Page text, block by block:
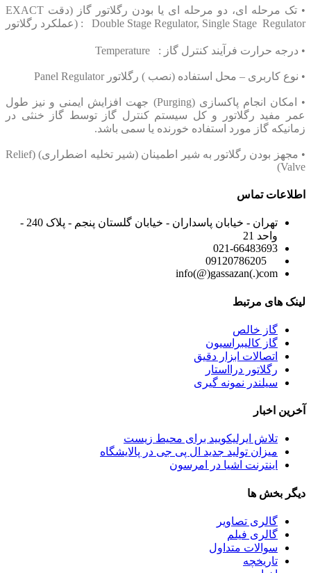
• تک مرحله ای، دو مرحله ای یا بودن رگلاتور گاز (دقت
عملکرد رگلاتور) : Double Stage Regulator, Single Stage Regulator
• درجه حرارت فرآیند کنترل گاز : Temperature
• نوع کاربری – محل استفاده (نصب ) رگلاتور Panel Regulator
• امکان انجام پاکسازی (Purging)
جهت افزایش ایمنی و نیز طول
عمر مفید رگلاتور و کل سیستم کنترل گاز توسط گاز خنثی در
زمانیکه گاز مورد استفاده خورنده یا سمی باشد.
• مجهز بودن رگلاتور به شیر اطمینان (شیر تخلیه اضطراری
) (Relief
Valve)
اطلاعات تماس
تهران - خیابان پاسداران - خیابان گلستان پنجم - پلاک 240 -
واحد 21
021-66483693
info(@)gassazan(.)com
لینک های مرتبط
گاز خالص
گاز کالیبراسیون
اتصالات ابزار دقیق
رگلاتور درااستار
سیلندر نمونه گیری
آخرین اخبار
تلاش ایرلیکویید برای محیط زیست
میزان تولید جدید ال پی جی در پالایشگاه
اینترنت اشیا در امرسون
دیگر بخش ها
گالری تصاویر
گالری فیلم
سوالات متداول
تاریخچه